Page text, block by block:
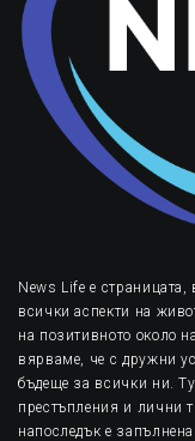
News Life е страницата,
всички аспекти на
на позитивното около
вярваме, че с дружни
бъдеще за всички ни.
престъпления и лични
напоследък е